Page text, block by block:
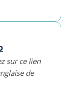
sur ce lien
de